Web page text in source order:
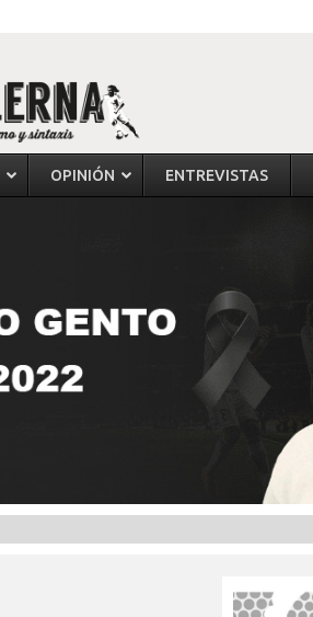
OPINIÓN ENTREVISTAS